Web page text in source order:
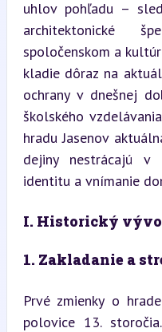
uhlov pohľadu –
architektonické
spoločenskom a
kladie dôraz na
ochrany v dnešnej
školského
hradu Jasenov
dejiny nestrácajú
identitu a vnímanie
I. Historický
1. Zakladanie a
Prvé zmienky o
polovice 13.